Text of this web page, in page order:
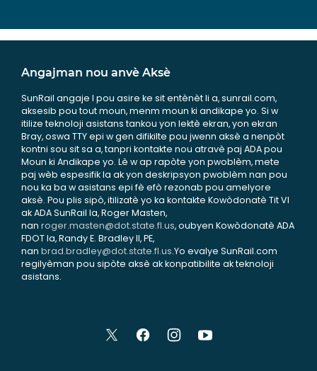
Angajman nou anvè Aksè
SunRail angaje l pou asire ke sit entènèt li a, sunrail.com,
aksesib pou tout moun, menm moun ki andikape yo. Si w
itilize teknoloji asistans tankou yon lektè ekran, yon ekran
Bray, oswa TTY epi w gen difikilte pou jwenn aksè a nenpòt
kontni sou sit sa a, tanpri kontakte nou atravè paj ADA pou
Moun ki Andikape yo. Lè w ap rapòte yon pwoblèm, mete
paj wèb espesifik la ak yon deskripsyon pwoblèm nan pou
nou ka ba w asistans epi fè efò rezonab pou amelyore
aksè. Pou plis sipò, itilizatè yo ka kontakte Kowòdonatè Tit VI
ak ADA SunRail la, Roger Masten,
nan roger.masten@dot.state.fl.us, oubyen Kowòdonatè ADA
FDOT la, Randy E. Bradley II, PE,
nan brad.bradley@dot.state.fl.us.Yo evalye SunRail.com
regilyèman pou sipòte aksè ak konpatibilite ak teknoloji
asistans.